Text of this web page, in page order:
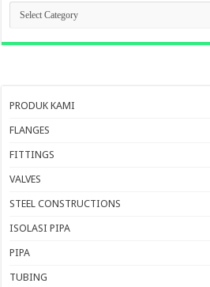
KATEGORI
PRODUK
PRODUK KAMI
FLANGES
FITTINGS
VALVES
STEEL CONSTRUCTIONS
ISOLASI PIPA
PIPA
TUBING